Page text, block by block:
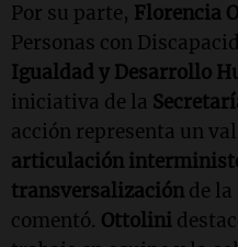
Por su parte, Florencia
Personas con
Igualdad y Desarrollo
iniciativa de la
acción representa un
articulación
transversalización de
comentó. Ottolini